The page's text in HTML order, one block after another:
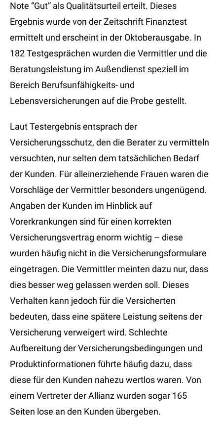
Note “Gut” als Qualitätsurteil erteilt. Dieses
Ergebnis wurde von der Zeitschrift Finanztest
ermittelt und erscheint in der Oktoberausgabe. In
182 Testgesprächen wurden die Vermittler und die
Beratungsleistung im Außendienst speziell im
Bereich Berufsunfähigkeits- und
Lebensversicherungen auf die Probe gestellt.
Laut Testergebnis entsprach der
Versicherungsschutz, den die Berater zu vermitteln
versuchten, nur selten dem tatsächlichen Bedarf
der Kunden. Für alleinerziehende Frauen waren die
Vorschläge der Vermittler besonders ungenügend.
Angaben der Kunden im Hinblick auf
Vorerkrankungen sind für einen korrekten
Versicherungsvertrag enorm wichtig – diese
wurden häufig nicht in die Versicherungsformulare
eingetragen. Die Vermittler meinten dazu nur, dass
dies besser weg gelassen werden soll. Dieses
Verhalten kann jedoch für die Versicherten
bedeuten, dass eine spätere Leistung seitens der
Versicherung verweigert wird. Schlechte
Aufbereitung der Versicherungsbedingungen und
Produktinformationen führte häufig dazu, dass
diese für den Kunden nahezu wertlos waren. Von
einem Vertreter der Allianz wurden sogar 165
Seiten lose an den Kunden übergeben.